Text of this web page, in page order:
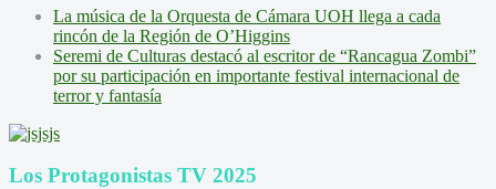
La música de la Orquesta de Cámara UOH llega a cada
rincón de la Región de O’Higgins
Seremi de Culturas destacó al escritor de “Rancagua Zombi”
por su participación en importante festival internacional de
terror y fantasía
Los Protagonistas TV 2025